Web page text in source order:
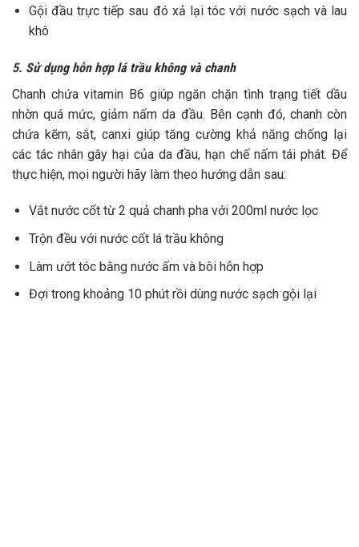
Gội đầu trực tiếp sau đó xả lại tóc với nước sạch và lau
khô
5. Sử dụng hỗn hợp lá trầu không và chanh
Chanh chứa vitamin B6 giúp ngăn chặn tình trạng tiết dầu
nhờn quá mức, giảm nấm da đầu. Bên cạnh đó, chanh còn
chứa kẽm, sắt, canxi giúp tăng cường khả năng chống lại
các tác nhân gây hại của da đầu, hạn chế nấm tái phát. Để
thực hiện, mọi người hãy làm theo hướng dẫn sau:
Vắt nước cốt từ 2 quả chanh pha với 200ml nước lọc
Trộn đều với nước cốt lá trầu không
Làm ướt tóc bằng nước ấm và bôi hỗn hợp
Đợi trong khoảng 10 phút rồi dùng nước sạch gội lại